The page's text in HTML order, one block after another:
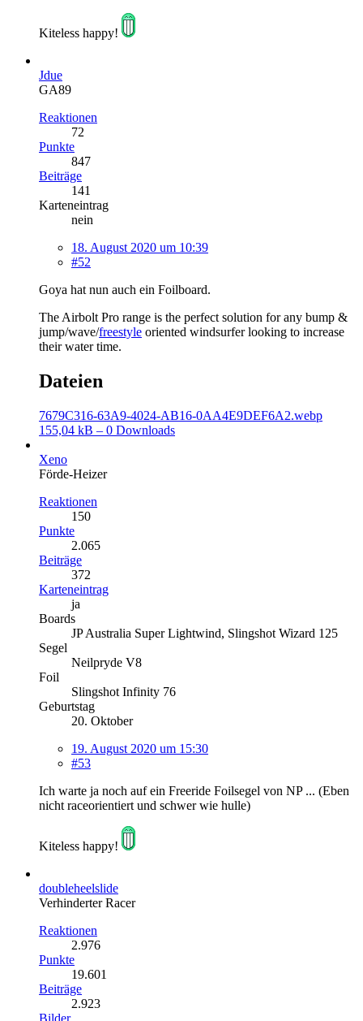
Kiteless happy!
Jdue
GA89
Reaktionen
72
Punkte
847
Beiträge
141
Karteneintrag
nein
18. August 2020 um 10:39
#52
Goya hat nun auch ein Foilboard.
The Airbolt Pro range is the perfect solution for any bump &
jump/wave/freestyle oriented windsurfer looking to increase
their water time.
Dateien
7679C316-63A9-4024-AB16-0AA4E9DEF6A2.webp
155,04 kB – 0 Downloads
Xeno
Förde-Heizer
Reaktionen
150
Punkte
2.065
Beiträge
372
Karteneintrag
ja
Boards
JP Australia Super Lightwind, Slingshot Wizard 125
Segel
Neilpryde V8
Foil
Slingshot Infinity 76
Geburtstag
20. Oktober
19. August 2020 um 15:30
#53
Ich warte ja noch auf ein Freeride Foilsegel von NP ... (Eben
nicht raceorientiert und schwer wie hulle)
Kiteless happy!
doubleheelslide
Verhinderter Racer
Reaktionen
2.976
Punkte
19.601
Beiträge
2.923
Bilder